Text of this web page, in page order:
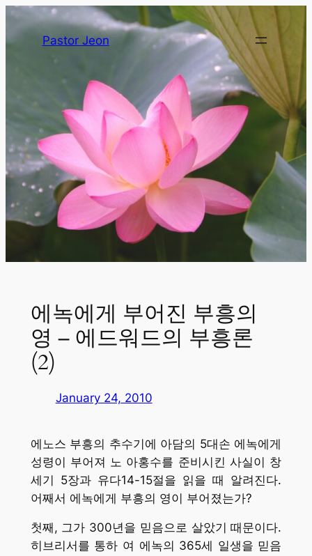
Pastor Jeon
에녹에게 부어진 부흥의
영 – 에드워드의 부흥론
(2)
January 24, 2010
에노스 부흥의 추수기에 아담의 5대손 에녹에게
성령이 부어져 노 아홍수를 준비시킨 사실이 창
세기 5장과 유다14-15절을 읽을 때 알려진다.
어째서 에녹에게 부흥의 영이 부어졌는가?
첫째, 그가 300년을 믿음으로 살았기 때문이다.
히브리서를 통하 여 에녹의 365세 일생을 믿음